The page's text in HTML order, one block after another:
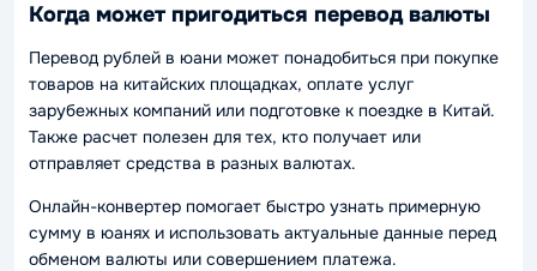
Когда может пригодиться перевод валюты
Перевод рублей в юани может понадобиться при покупке
товаров на китайских площадках, оплате услуг
зарубежных компаний или подготовке к поездке в Китай.
Также расчет полезен для тех, кто получает или
отправляет средства в разных валютах.
Онлайн-конвертер помогает быстро узнать примерную
сумму в юанях и использовать актуальные данные перед
обменом валюты или совершением платежа.